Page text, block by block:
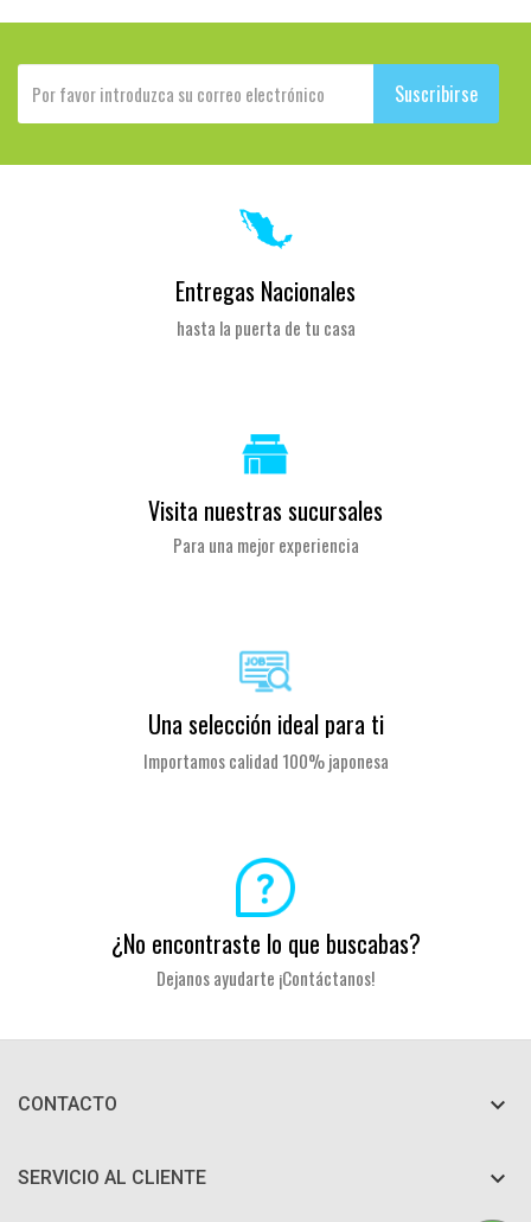
Suscribirse
Entregas Nacionales
hasta la puerta de tu casa
Visita nuestras sucursales
Para una mejor experiencia
Una selección ideal para ti
Importamos calidad 100% japonesa
¿No encontraste lo que buscabas?
Dejanos ayudarte ¡Contáctanos!
CONTACTO 
SERVICIO AL CLIENTE 